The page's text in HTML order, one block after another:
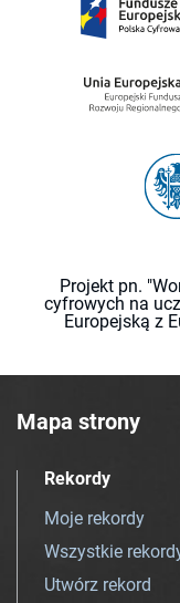
Projekt pn.
cyfrowych na
Europejską z
Mapa strony
Rekordy
Moje rekordy
Wszystkie
Utwórz rekord